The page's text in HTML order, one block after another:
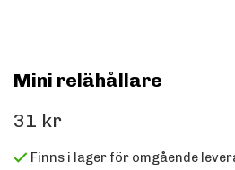
Mini relähållare
31 kr
Finns i lager för omgående